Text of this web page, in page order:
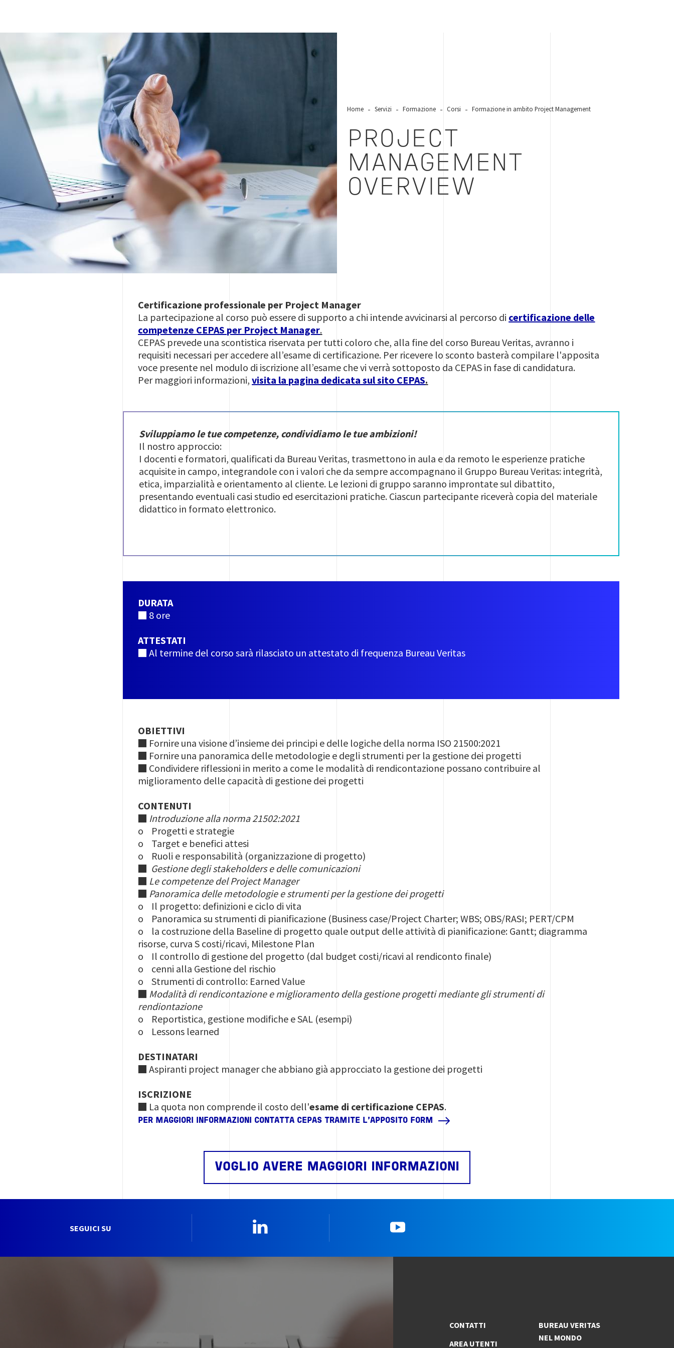
business-management-quality
Home Servizi Formazione Corsi Formazione in ambito Project Management
PROJECT
MANAGEMENT
OVERVIEW
Certificazione professionale per Project Manager
La partecipazione al corso può essere di supporto a chi intende avvicinarsi al percorso di certificazione delle
competenze CEPAS per Project Manager.
CEPAS prevede una scontistica riservata per tutti coloro che, alla fine del corso Bureau Veritas, avranno i
requisiti necessari per accedere all’esame di certificazione. Per ricevere lo sconto basterà compilare l'apposita
voce presente nel modulo di iscrizione all’esame che vi verrà sottoposto da CEPAS in fase di candidatura.
Per maggiori informazioni,visita la pagina dedicata sul sito CEPAS.
Sviluppiamo le tue competenze, condividiamo le tue ambizioni!
Il nostro approccio:
I docenti e formatori, qualificati da Bureau Veritas, trasmettono in aula e da remoto le esperienze pratiche
acquisite in campo, integrandole con i valori che da sempre accompagnano il Gruppo Bureau Veritas: integrità,
etica, imparzialità e orientamento al cliente. Le lezioni di gruppo saranno improntate sul dibattito,
presentando eventuali casi studio ed esercitazioni pratiche. Ciascun partecipante riceverà copia del materiale
didattico in formato elettronico.
DURATA
■ 8 ore
ATTESTATI
■ Al termine del corso sarà rilasciato un attestato di frequenza Bureau Veritas
OBIETTIVI
■ Fornire una visione d’insieme dei principi e delle logiche della norma ISO 21500:2021
■ Fornire una panoramica delle metodologie e degli strumenti per la gestione dei progetti
■ Condividere riflessioni in merito a come le modalità di rendicontazione possano contribuire al
miglioramento delle capacità di gestione dei progetti
CONTENUTI
■ Introduzione alla norma 21502:2021
o Progetti e strategie
o Target e benefici attesi
o Ruoli e responsabilità (organizzazione di progetto)
■ Gestione degli stakeholders e delle comunicazioni
■ Le competenze del Project Manager
■ Panoramica delle metodologie e strumenti per la gestione dei progetti
o Il progetto: definizioni e ciclo di vita
o Panoramica su strumenti di pianificazione (Business case/Project Charter; WBS; OBS/RASI; PERT/CPM
o la costruzione della Baseline di progetto quale output delle attività di pianificazione: Gantt; diagramma
risorse, curva S costi/ricavi, Milestone Plan
o Il controllo di gestione del progetto (dal budget costi/ricavi al rendiconto finale)
o cenni alla Gestione del rischio
o Strumenti di controllo: Earned Value
■ Modalità di rendicontazione e miglioramento della gestione progetti mediante gli strumenti di
rendiontazione
o Reportistica, gestione modifiche e SAL (esempi)
o Lessons learned
DESTINATARI
■Aspiranti project manager che abbiano già approcciato la gestione dei progetti
ISCRIZIONE
■ La quota non comprende il costo dell'esame di certificazione CEPAS.
PER MAGGIORI INFORMAZIONI CONTATTA CEPAS TRAMITE L'APPOSITO FORM
VOGLIO AVERE MAGGIORI INFORMAZIONI
SEGUICI SU
CONTATTI
AREA UTENTI
BUREAU VERITAS
NEL MONDO